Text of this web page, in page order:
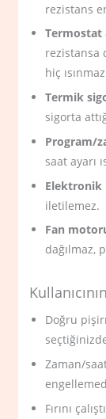
rezistans
Termostat
rezistansa
hiç
Termik
sigorta
Program/
saat ayarı
Elektronik
iletilemez.
Fan
dağılmaz,
Doğru
Zaman/
Fırını